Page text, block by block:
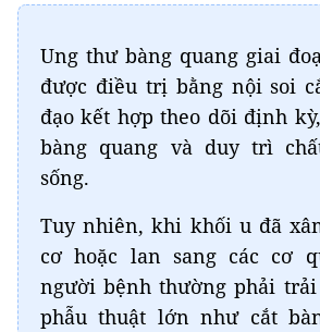
Ung thư bàng quang giai
được điều trị bằng nội soi
đạo kết hợp theo dõi định
bàng quang và duy trì
sống.
Tuy nhiên, khi khối u đã
cơ hoặc lan sang các cơ
người bệnh thường phải trải
phẫu thuật lớn như cắt